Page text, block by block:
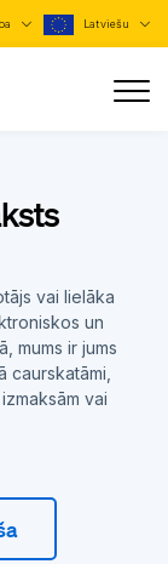
Latviešu
vai lielāka
un
mums ir jums
caurskatāmi,
vai